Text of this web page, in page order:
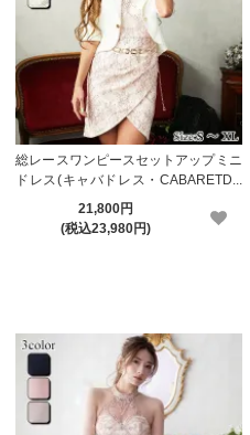
総レースワンピースセットアップミニ
ドレス(キャバドレス・CABARETDR
ESS)【メーカーお取り寄せ】
21,800円
(税込23,980円)